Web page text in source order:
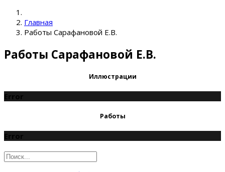
Главная
Работы Сарафановой Е.В.
Работы Сарафановой Е.В.
Иллюстрации
Error
Работы
Error